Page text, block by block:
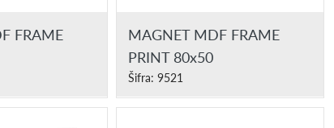
FRAME
MAGNET MDF FRAME
PRINT 80x50
Šifra: 9521